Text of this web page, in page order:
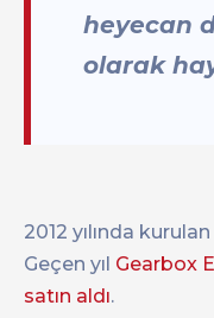
heyecan
olarak
2012 yılında
Geçen yıl Gearbox
satın aldı.